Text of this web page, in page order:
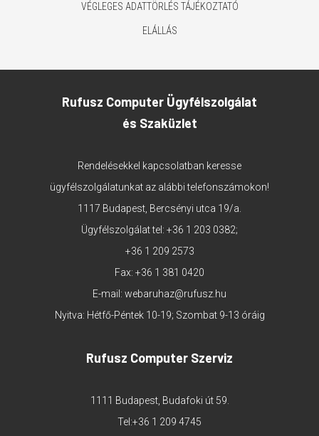
VÉGLEGES ADATTÖRLÉS TÁJÉKOZTATÓ
ELÁLLÁS
Rufusz Computer Ügyfélszolgálat
és Szaküzlet
Rendelésekkel kapcsolatban keresse
ügyfélszolgálatunkat az alábbi telefonszámokon!
1117 Budapest, Bercsényi utca 19/a.
Ügyfélszolgálat tel: +36 1 203 0382;
+36 1 209 2573
Fax: +36 1 381 0420
E-mail: webaruhaz@rufusz.hu
Nyitva: Hétfő-Péntek 10-19; Szombat 9-13 óráig
Rufusz Computer Szerviz
1111 Budapest, Budafoki út 59.
Tel:+36 1 209 4745